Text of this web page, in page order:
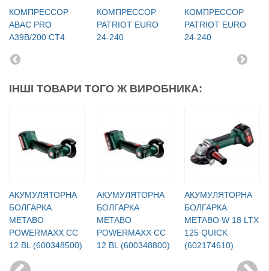
КОМПРЕССОР
ABAC PRO
A39B/200 CT4
КОМПРЕССОР
PATRIOT EURO
24-240
КОМПРЕССОР
PATRIOT EURO
24-240
ІНШІ ТОВАРИ ТОГО Ж ВИРОБНИКА:
АКУМУЛЯТОРНА
БОЛГАРКА
METABO
POWERMAXX CC
12 BL (600348500)
АКУМУЛЯТОРНА
БОЛГАРКА
METABO
POWERMAXX CC
12 BL (600348800)
АКУМУЛЯТОРНА
БОЛГАРКА
METABO W 18 LTX
125 QUICK
(602174610)